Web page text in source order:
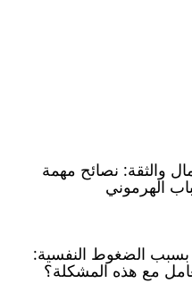
والثقة: نصائح مهمة
الهرموني
الضغوط النفسية:
مع هذه المشكلة؟